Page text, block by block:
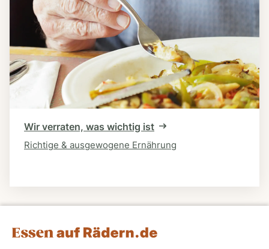
Wir verraten, was wichtig ist
Richtige & ausgewogene Ernährung